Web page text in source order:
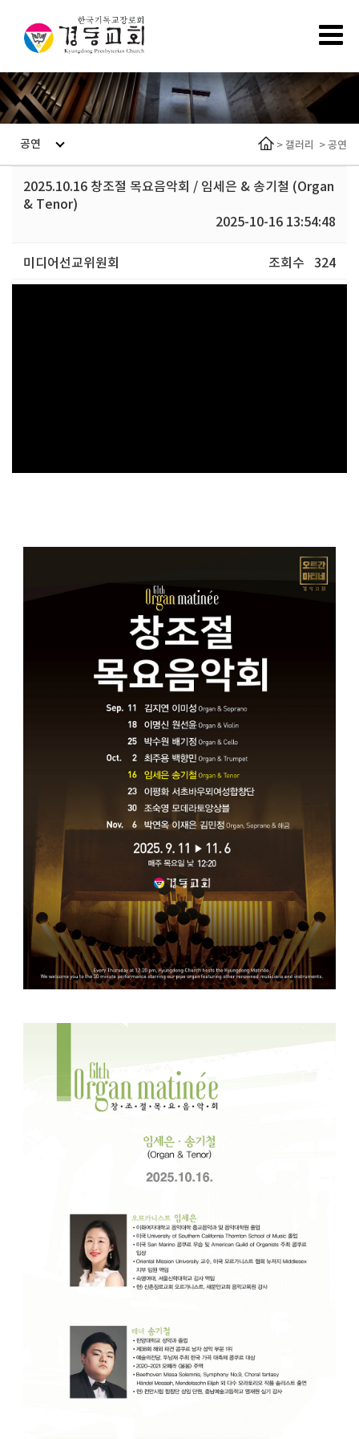
공연 > 갤러리 >공연
2025.10.16 창조절 목요음악회 / 임세은 & 송기철 (Organ
& Tenor)
2025-10-16 13:54:48
미디어선교위원회 조회수 324